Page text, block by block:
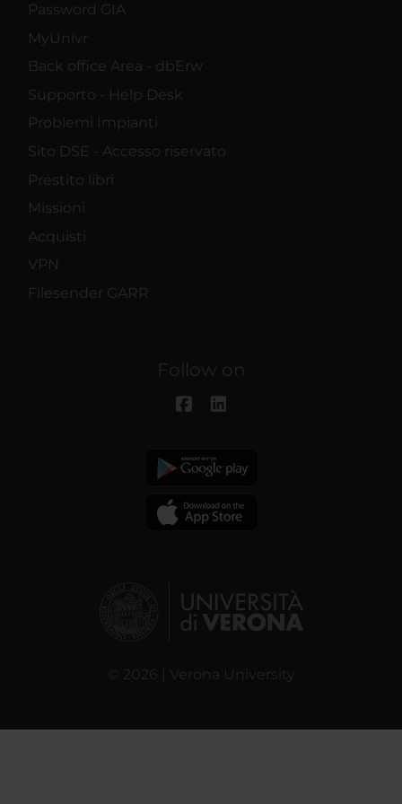
Password GIA
MyUnivr
Back office Area - dbErw
Supporto - Help Desk
Problemi Impianti
Sito DSE - Accesso riservato
Prestito libri
Missioni
Acquisti
VPN
Filesender GARR
Follow on
© 2026 | Verona University